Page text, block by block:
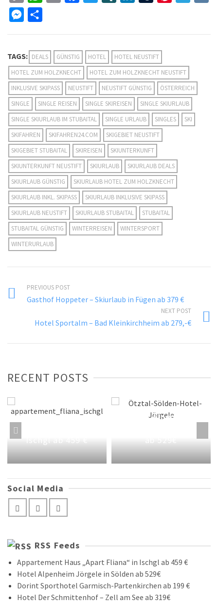
Link
Messenger
TAGS: DEALS GÜNSTIG HOTEL
HOTEL NEUSTIFT
HOTEL ZUM HOLZKNECHT
HOTEL ZUM HOLZKNECHT NEUSTIFT
INKLUSIVE SKIPASS
NEUSTIFT NEUSTIFT GÜNSTIG
ÖSTERREICH
SINGLE
SINGLE REISEN SINGLE SKIREISEN
SINGLE SKIURLAUB
SINGLE SKIURLAUB IM STUBAITAL
SINGLE URLAUB SINGLES
SKI
SKIFAHREN
SKIFAHREN24.COM
SKIGEBIET NEUSTIFT
SKIGEBIET STUBAITAL
SKIREISEN
SKIUNTERKUNFT
SKIUNTERKUNFT NEUSTIFT
SKIURLAUB
SKIURLAUB DEALS
SKIURLAUB GÜNSTIG
SKIURLAUB HOTEL ZUM HOLZKNECHT
SKIURLAUB INKL. SKIPASS
SKIURLAUB INKLUSIVE SKIPASS
SKIURLAUB NEUSTIFT
SKIURLAUB STUBAITAL
STUBAITAL
STUBAITAL GÜNSTIG
WINTERREISEN
WINTERSPORT
WINTERURLAUB
PREVIOUS POST
Gasthof Hoppeter – Skiurlaub in Fügen ab 379 €
NEXT POST
Hotel Sportalm – Bad Kleinkirchheim ab 279,-€
RECENT POSTS
Appartement Haus
Hotel Alpenheim
Social Media
RSS Feeds
Appartement Haus „Apart Fliana“ in Ischgl ab 459 €
Hotel Alpenheim Jörgele in Sölden ab 529€
Dorint Sporthotel Garmisch-Partenkirchen ab 199 €
Hotel Der Schmittenhof – Zell am See ab 319€